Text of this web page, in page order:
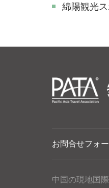
綿陽観光ス
お問合せフォ
中国の現地国